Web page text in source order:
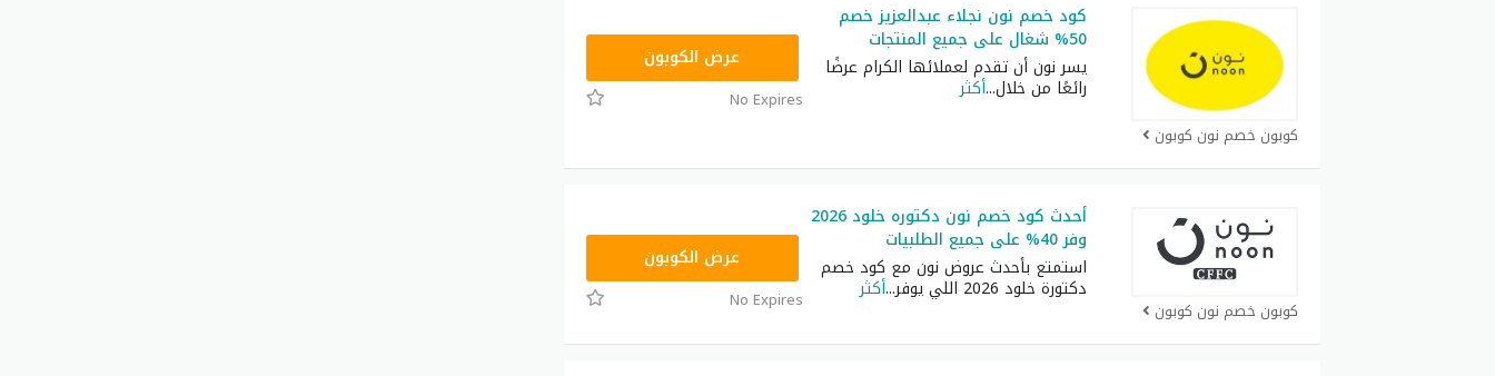
كوبون خصم نون كوبون
كود خصم نون نجلاء عبدالعزيز خصم
50% شغال على جميع المنتجات
يسر نون أن تقدم لعملائها الكرام عرضًا
رائعًا من خلال...أكثر
RRF24عرض الكوبون
No Expires
كوبون خصم نون كوبون
أحدث كود خصم نون دكتوره خلود 2026
وفر 40% على جميع الطلبيات
استمتع بأحدث عروض نون مع كود خصم
دكتورة خلود 2026 اللي يوفر ...أكثر
RRF24عرض الكوبون
No Expires